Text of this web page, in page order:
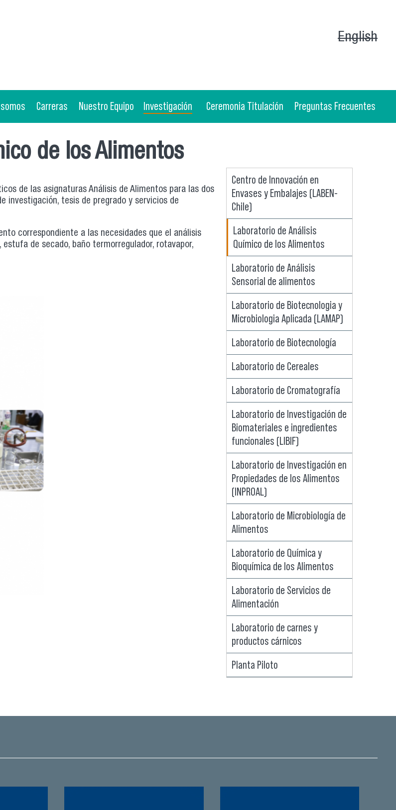
English
Carreras Nuestro Equipo Investigación Ceremonia Titulación Preguntas Frecuentes
Centro de Innovación en
Envases y Embalajes (LABEN-
Chile)
Laboratorio de Análisis
Químico de los Alimentos
Laboratorio de Análisis
Sensorial de alimentos
Laboratorio de Biotecnologia y
Microbiologia Aplicada (LAMAP)
Laboratorio de Biotecnología
Laboratorio de Cereales
Laboratorio de Cromatografía
Laboratorio de Investigación de
Biomateriales e ingredientes
funcionales (LIBIF)
Laboratorio de Investigación en
Propiedades de los Alimentos
(INPROAL)
Laboratorio de Microbiología de
Alimentos
Laboratorio de Química y
Bioquímica de los Alimentos
Laboratorio de Servicios de
Alimentación
Laboratorio de carnes y
productos cárnicos
Planta Piloto
de los Alimentos
de las asignaturas Análisis de Alimentos para las dos
investigación, tesis de pregrado y servicios de
correspondiente a las necesidades que el análisis
de secado, baño termorregulador, rotavapor,